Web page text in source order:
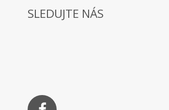
SLEDUJTE NÁS